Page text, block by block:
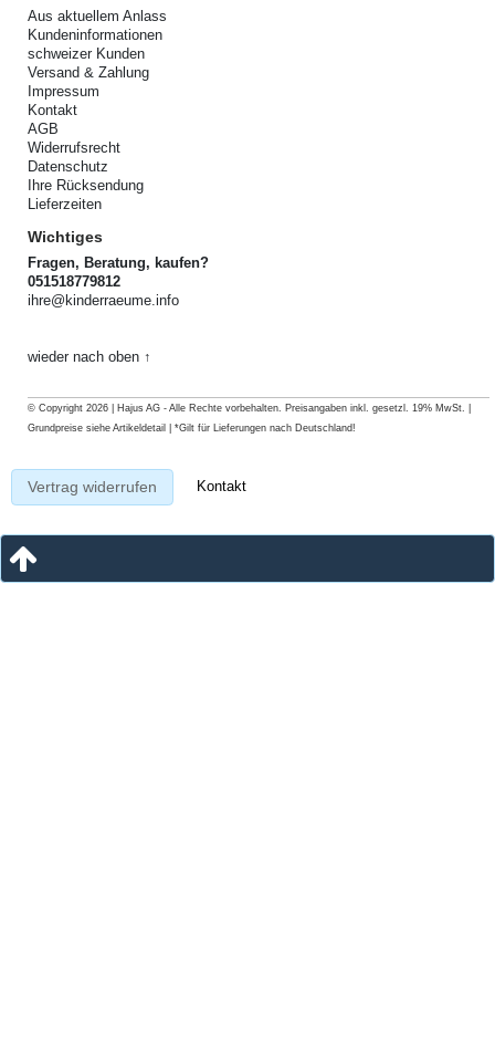
Aus aktuellem Anlass
Kundeninformationen
schweizer Kunden
Versand & Zahlung
Impressum
Kontakt
AGB
Widerrufsrecht
Datenschutz
Ihre Rücksendung
Lieferzeiten
Wichtiges
Fragen, Beratung, kaufen?
051518779812
ihre@kinderraeume.info
wieder nach oben ↑
© Copyright 2026 | Hajus AG - Alle Rechte vorbehalten. Preisangaben inkl. gesetzl. 19% MwSt. |
Grundpreise siehe Artikeldetail | *Gilt für Lieferungen nach Deutschland!
Vertrag widerrufen Kontakt